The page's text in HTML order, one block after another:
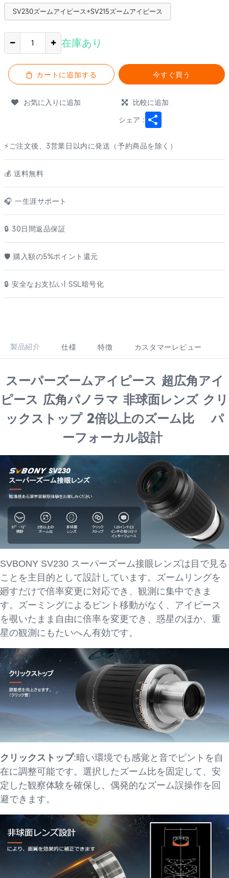
SV230ズームアイピース+SV215ズームアイピース
在庫あり
カートに追加する 今すぐ買う
お気に入りに追加
比較に追加
シェア :
⚡ご注文後、3営業日以内に発送（予約商品を除く）
💰️ 送料無料
🎧 一生涯サポート
🔒 30日間返品保証
🛡️ 購入額の5%ポイント還元
🔒 安全なお支払い| SSL暗号化
製品紹介 仕様 特徴 カスタマーレビュー
スーパーズームアイピース 超広角アイ
ピース 広角パノラマ 非球面レンズ クリ
ックストップ 2倍以上のズーム比 パ
ーフォーカル設計
SVBONY SV230 スーパーズーム接眼レンズは目で見る
ことを主目的として設計しています。ズームリングを
廻すだけで倍率変更に対応でき、観測に集中できま
す。ズーミングによるピント移動がなく、アイピース
を覗いたまま自由に倍率を変更でき、惑星のほか、重
星の観測にもたいへん有効です。
クリックストップ:暗い環境でも感覚と音でピントを自
在に調整可能です。選択したズーム比を固定して、安
定した観察体験を確保し、偶発的なズーム誤操作を回
避できます。